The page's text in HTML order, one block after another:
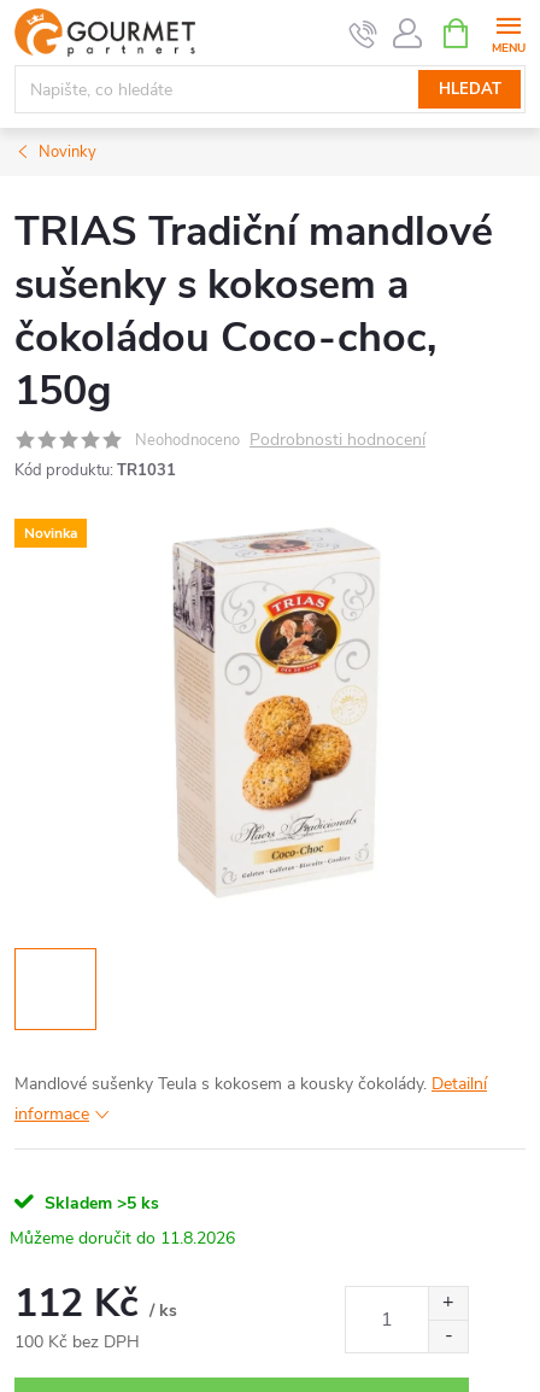
Přejít
na
obsah
HLEDAT
NÁKUPNÍ
KOŠÍK
Novinky
TRIAS Tradiční mandlové
sušenky s kokosem a
čokoládou Coco-choc,
150g
Neohodnoceno Podrobnosti hodnocení
Kód produktu: TR1031
Novinka
Mandlové sušenky Teula s kokosem a kousky čokolády. Detailní
informace
Skladem >5 ks
11.8.2026
112 Kč / ks
100 Kč bez DPH